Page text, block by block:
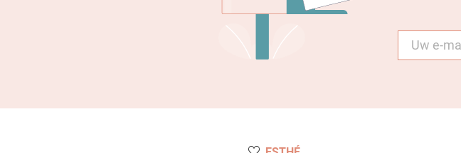
mail *